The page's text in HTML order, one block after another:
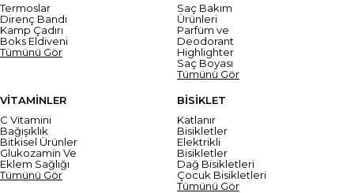
Termoslar
Direnç Bandı
Kamp Çadırı
Boks Eldiveni
Tümünü Gör
Saç Bakım
Ürünleri
Parfüm ve
Deodorant
Highlighter
Saç Boyası
Tümünü Gör
VİTAMİNLER
C Vitamini
Bağışıklık
Bitkisel Ürünler
Glukozamin Ve
Eklem Sağlığı
Tümünü Gör
BİSİKLET
Katlanır
Bisikletler
Elektrikli
Bisikletler
Dağ Bisikletleri
Çocuk Bisikletleri
Tümünü Gör